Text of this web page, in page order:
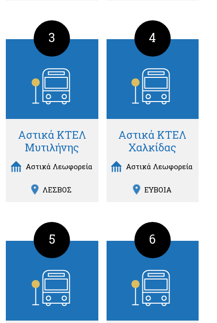
3
Αστικά ΚΤΕΛ
Μυτιλήνης
Αστικά Λεωφορεία
ΛΕΣΒΟΣ
4
Αστικά ΚΤΕΛ
Χαλκίδας
Αστικά Λεωφορεία
ΕΥΒΟΙΑ
5 6